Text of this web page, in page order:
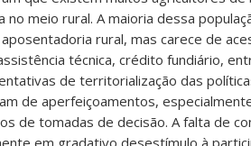
no meio rural. A maioria dessa
rural, mas carece de
técnica, crédito fundiário,
de territorialização das
de aperfeiçoamentos,
de tomadas de decisão. A falta de